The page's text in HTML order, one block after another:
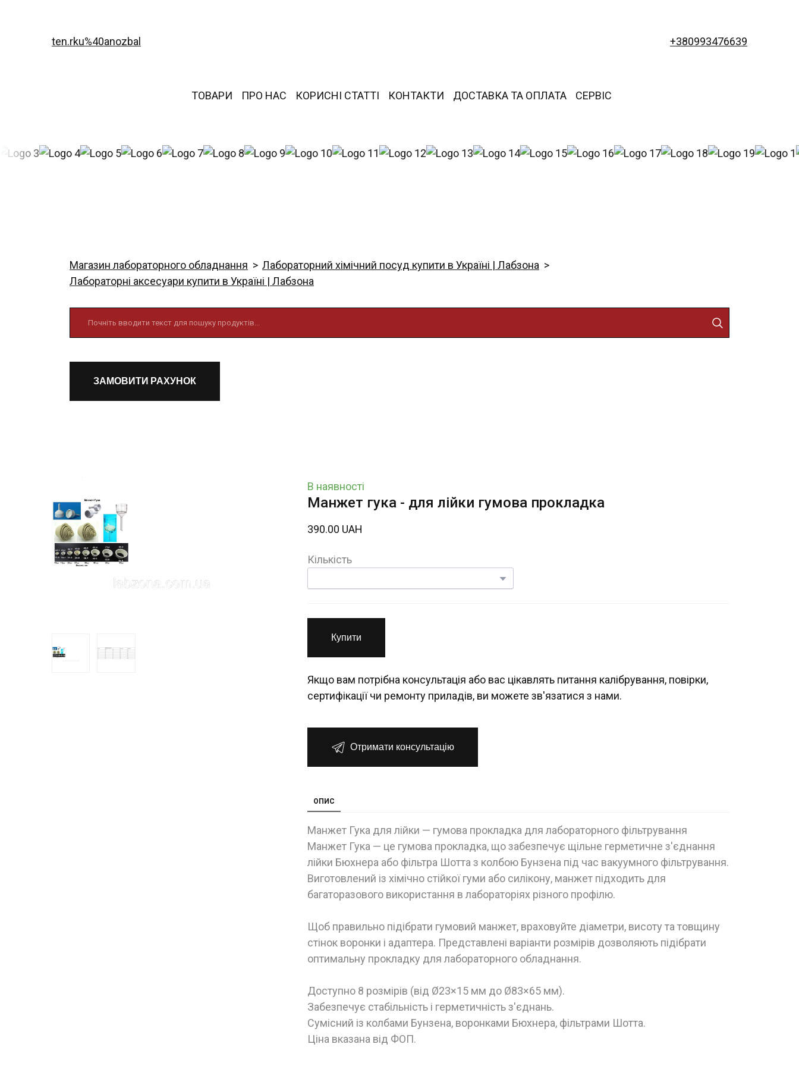
ten.rku%40anozbal +380993476639
ТОВАРИ ПРО НАС КОРИСНІ СТАТТІ КОНТАКТИ ДОСТАВКА ТА ОПЛАТА СЕРВІС
Магазин лабораторного обладнання
Лабораторний хімічний посуд купити в Україні | Лабзона
Лабораторні аксесуари купити в Україні | Лабзона
ЗАМОВИТИ РАХУНОК
В наявності
Манжет гука - для лійки гумова прокладка
390.00 UAH
Кількість
Купити
Якщо вам потрібна консультація або вас цікавлять питання калібрування, повірки,
сертифікації чи ремонту приладів, ви можете зв'язатися з нами.
Отримати консультацію
ОПИС
Манжет Гука для лійки — гумова прокладка для лабораторного фільтрування
Манжет Гука — це гумова прокладка, що забезпечує щільне герметичне з'єднання
лійки Бюхнера або фільтра Шотта з колбою Бунзена під час вакуумного фільтрування.
Виготовлений із хімічно стійкої гуми або силікону, манжет підходить для
багаторазового використання в лабораторіях різного профілю.
Щоб правильно підібрати гумовий манжет, враховуйте діаметри, висоту та товщину
стінок воронки і адаптера. Представлені варіанти розмірів дозволяють підібрати
оптимальну прокладку для лабораторного обладнання.
Доступно 8 розмірів (від Ø23×15 мм до Ø83×65 мм).
Забезпечує стабільність і герметичність з'єднань.
Сумісний із колбами Бунзена, воронками Бюхнера, фільтрами Шотта.
Ціна вказана від ФОП.